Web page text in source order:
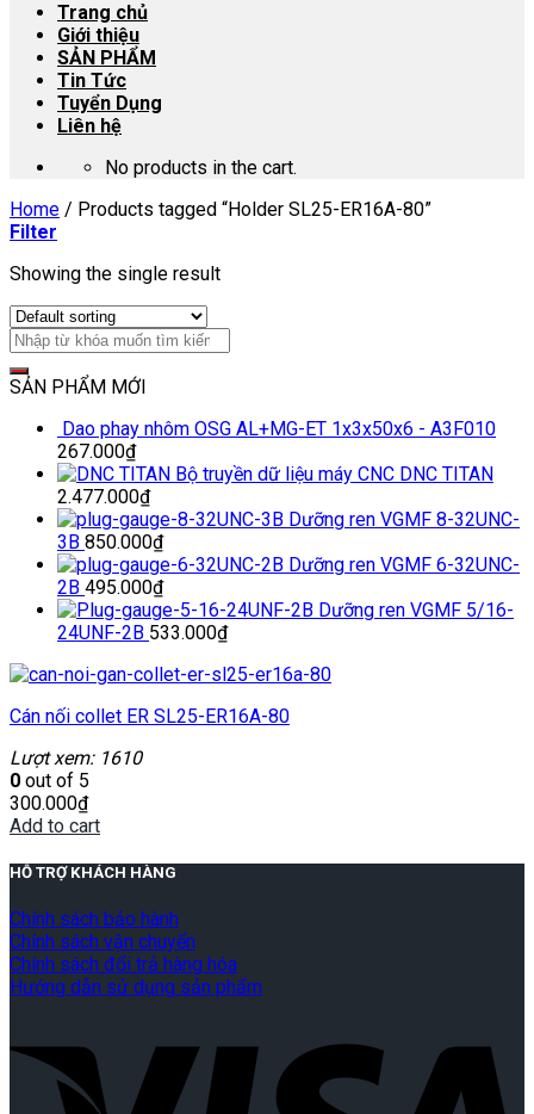
Trang chủ
Giới thiệu
SẢN PHẨM
Tin Tức
Tuyển Dụng
Liên hệ
No products in the cart.
Home / Products tagged “Holder SL25-ER16A-80”
Filter
Showing the single result
SẢN PHẨM MỚI
Dao phay nhôm OSG AL+MG-ET 1x3x50x6 - A3F010
267.000₫
Bộ truyền dữ liệu máy CNC DNC TITAN
2.477.000₫
Dưỡng ren VGMF 8-32UNC-
3B 850.000₫
Dưỡng ren VGMF 6-32UNC-
2B 495.000₫
Dưỡng ren VGMF 5/16-
24UNF-2B 533.000₫
Cán nối collet ER SL25-ER16A-80
Lượt xem: 1610
0 out of 5
300.000₫
Add to cart
HỖ TRỢ KHÁCH HÀNG
Chính sách bảo hành
Chính sách vận chuyển
Chính sách đổi trả hàng hóa
Hướng dẫn sử dụng sản phẩm